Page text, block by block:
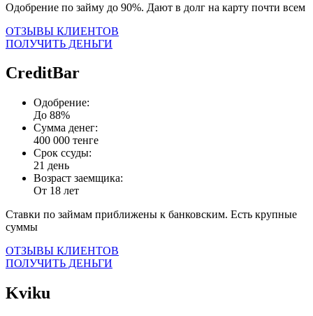
Одобрение по займу до 90%. Дают в долг на карту почти всем
ОТЗЫВЫ КЛИЕНТОВ
ПОЛУЧИТЬ ДЕНЬГИ
CreditBar
Одобрение:
До 88%
Сумма денег:
400 000 тенге
Срок ссуды:
21 день
Возраст заемщика:
От 18 лет
Ставки по займам приближены к банковским. Есть крупные
суммы
ОТЗЫВЫ КЛИЕНТОВ
ПОЛУЧИТЬ ДЕНЬГИ
Kviku